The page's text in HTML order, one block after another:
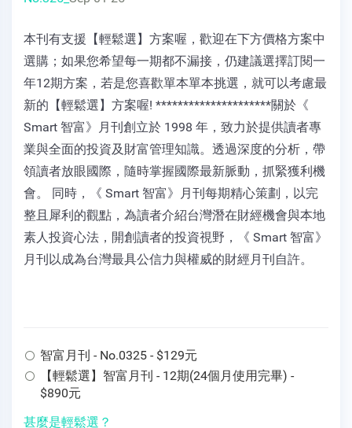
本刊有支援【輕鬆選】方案喔，歡迎在下方價格方案中
選購；如果您希望每一期都不漏接，仍建議選擇訂閱一
年12期方案，若是您喜歡單本單本挑選，就可以考慮最
新的【輕鬆選】方案喔! *********************關於《
Smart 智富》月刊創立於 1998 年，致力於提供讀者專
業與全面的投資及財富管理知識。透過深度的分析，帶
領讀者放眼國際，隨時掌握國際最新脈動，抓緊獲利機
會。 同時，《 Smart 智富》月刊每期精心策劃，以完
整且犀利的觀點，為讀者介紹台灣潛在財經機會與本地
素人投資心法，開創讀者的投資視野，《 Smart 智富》
月刊以成為台灣最具公信力與權威的財經月刊自許。
智富月刊 - No.0325 - $129元
【輕鬆選】智富月刊 - 12期(24個月使用完畢) -
$890元
甚麼是輕鬆選？